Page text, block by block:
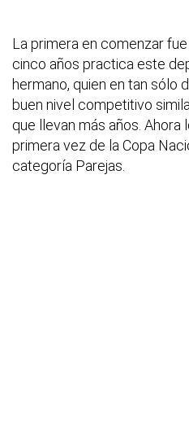
La primera en comenzar
cinco años practica este
hermano, quien en tan sólo
buen nivel competitivo
que llevan más años.
primera vez de la Copa
categoría Parejas.